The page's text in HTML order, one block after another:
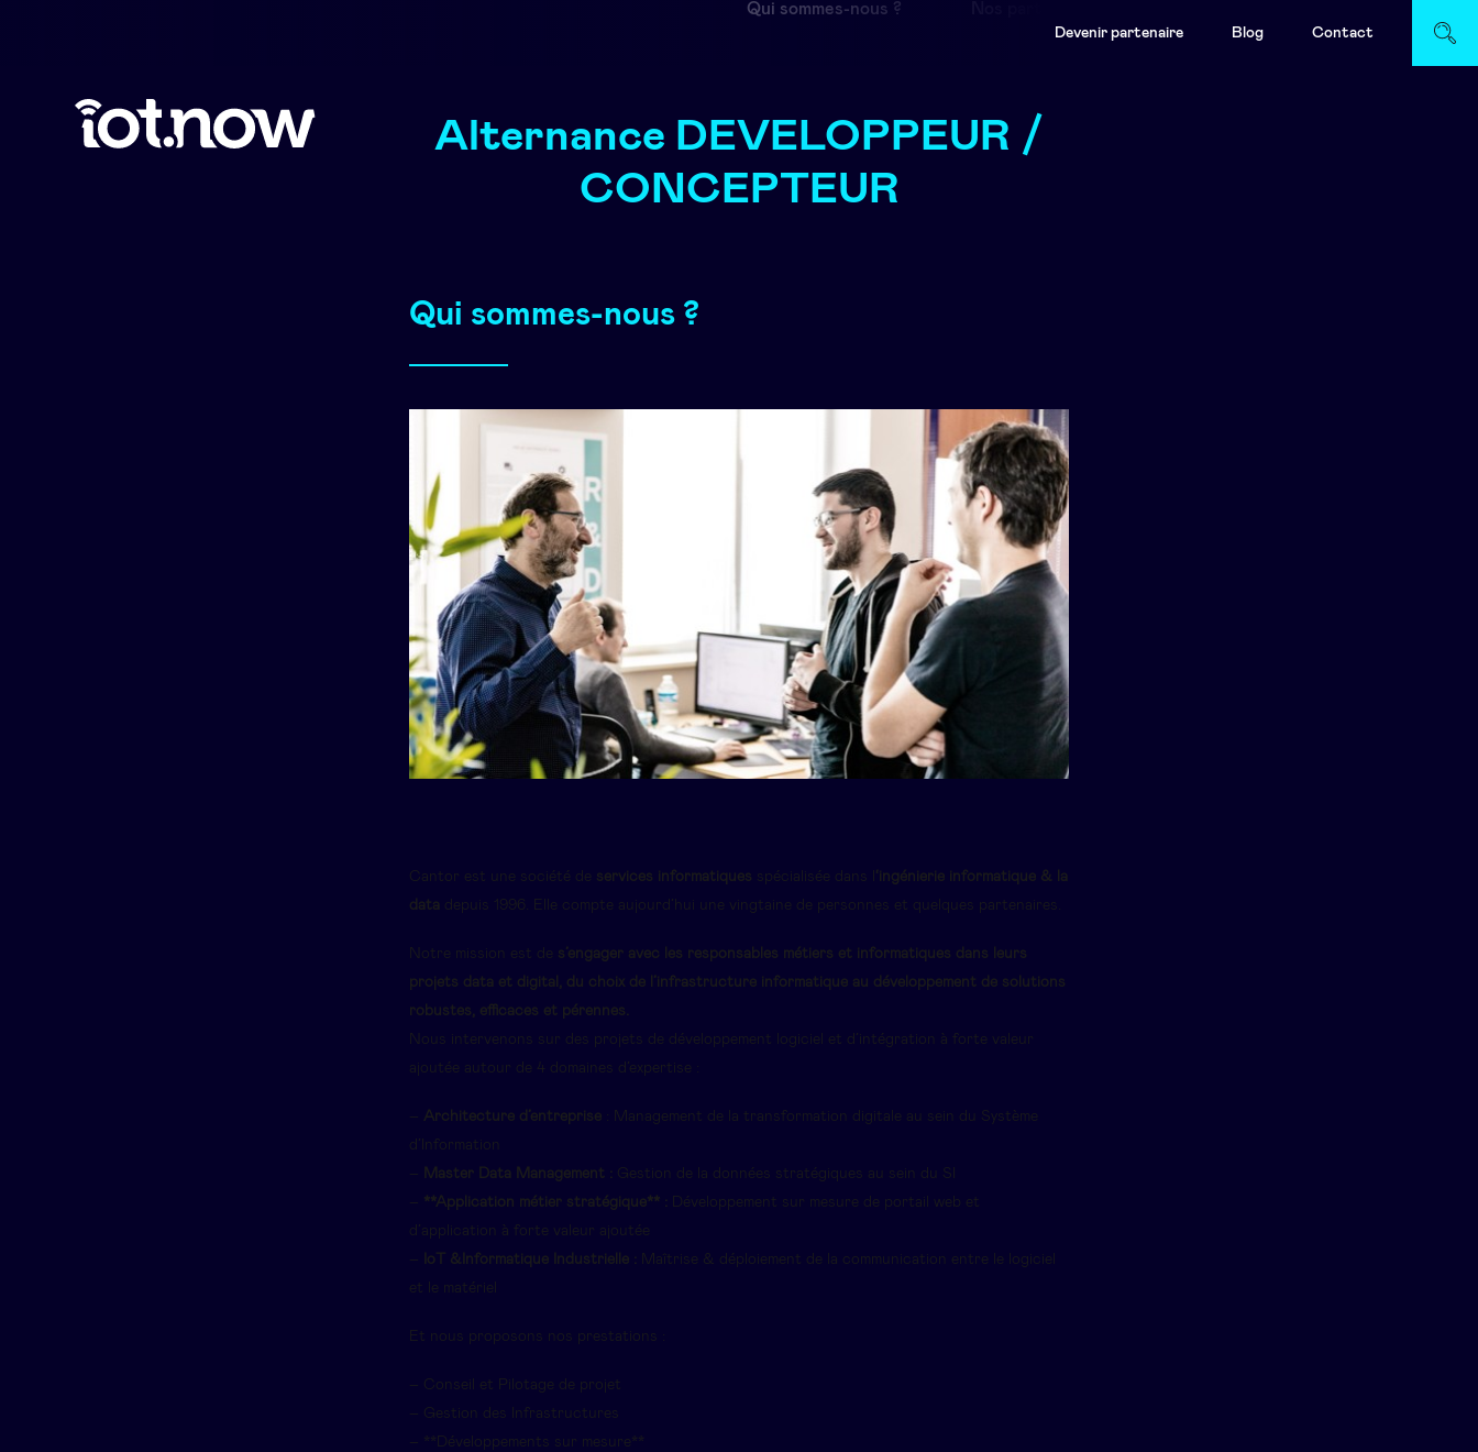
Devenir partenaire Blog Contact
Qui sommes-nous ?
Alternance DEVELOPPEUR /
CONCEPTEUR
Qui sommes-nous ?
Cantor est une société de services informatiques spécialisée dans l ‘ingénierie informatique & la
data depuis 1996. Elle compte aujourd’hui une vingtaine de personnes et quelques partenaires.
Notre mission est de s’engager avec les responsables métiers et informatiques dans leurs
projets data et digital, du choix de l’infrastructure informatique au développement de solutions
robustes, efficaces et pérennes.
Nous intervenons sur des projets de développement logiciel et d’intégration à forte valeur
ajoutée autour de 4 domaines d’expertise :
Architecture d’entreprise : Management de la transformation digitale au sein du Système
d’Information
Master Data Management : Gestion de la données stratégiques au sein du SI
**Application métier stratégique** : Développement sur mesure de portail web et
d’application à forte valeur ajoutée
IoT &Informatique Industrielle : Maîtrise & déploiement de la communication entre le logiciel
et le matériel
Et nous proposons nos prestations :
– Conseil et Pilotage de projet
– Gestion des Infrastructures
– **Développements sur mesure**